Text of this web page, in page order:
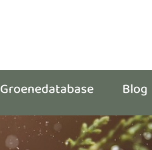
Groenedatabase Blog